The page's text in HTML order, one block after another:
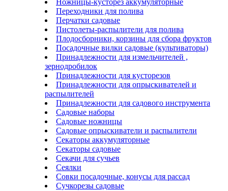
Переходники для полива
Перчатки садовые
Пистолеты-распылители для полива
Плодосборники, корзины для сбора фруктов
Посадочные вилки садовые (культиваторы)
Принадлежности для измельчителей ,
зернодробилок
Принадлежности для кусторезов
Принадлежности для опрыскивателей и
распылителей
Принадлежности для садового инструмента
Садовые наборы
Садовые ножницы
Садовые опрыскиватели и распылители
Секаторы аккумуляторные
Секаторы садовые
Секачи для сучьев
Сеялки
Совки посадочные, конусы для рассад
Сучкорезы садовые